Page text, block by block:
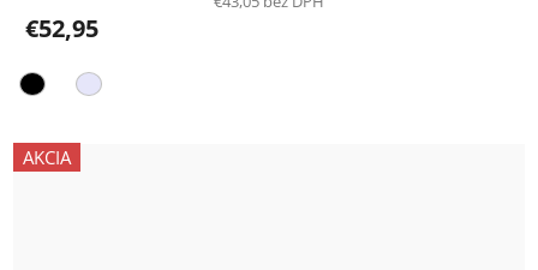
€52,95
AKCIA